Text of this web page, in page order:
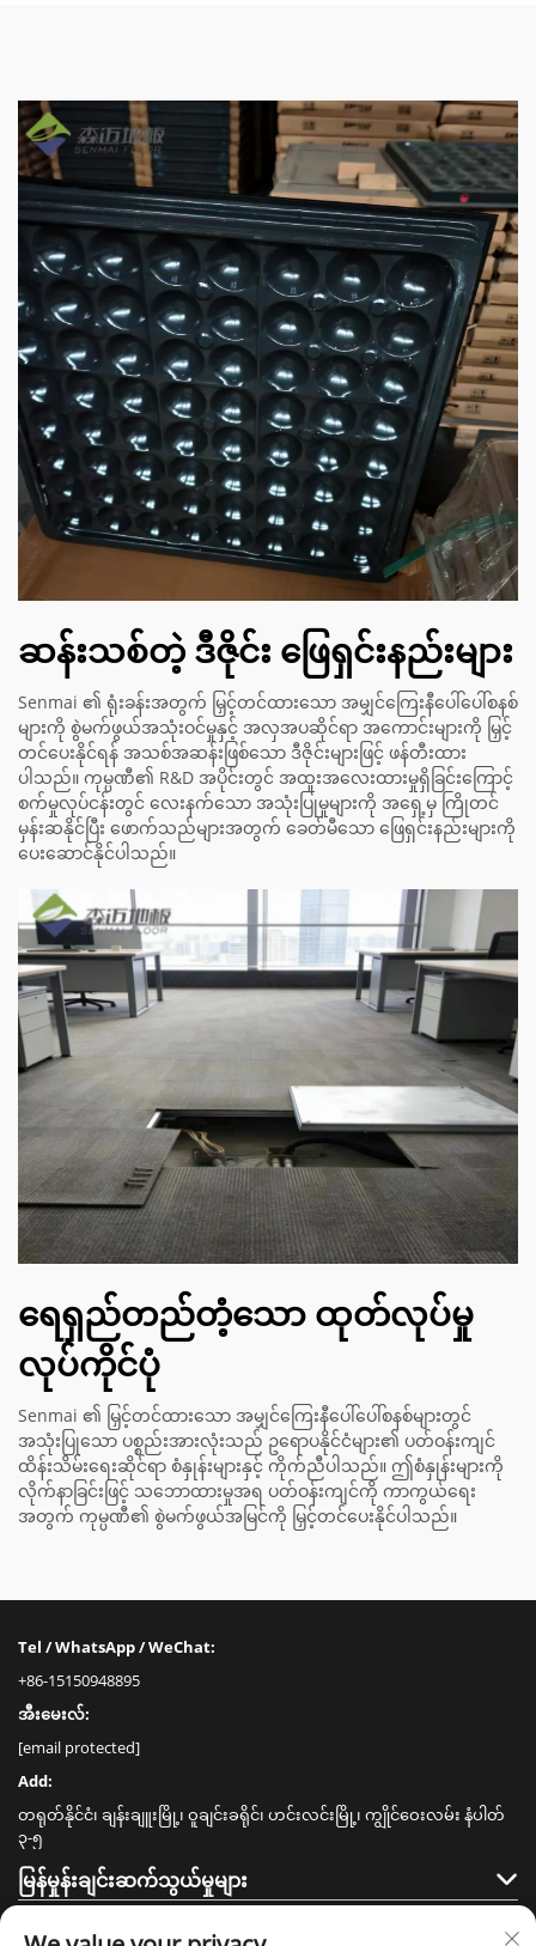
ဆန်းသစ်တဲ့ ဒီဇိုင်း ဖြေရှင်းနည်းများ
Senmai ၏ ရုံးခန်းအတွက် မြှင့်တင်ထားသော အမျှင်ကြေးနီပေါ်ပေါ်စနစ်
များကို စွဲမက်ဖွယ်အသုံးဝင်မှုနှင့် အလှအပဆိုင်ရာ အကောင်းများကို မြှင့်
တင်ပေးနိုင်ရန် အသစ်အဆန်းဖြစ်သော ဒီဇိုင်းများဖြင့် ဖန်တီးထား
ပါသည်။ ကုမ္ပဏီ၏ R&D အပိုင်းတွင် အထူးအလေးထားမှုရှိခြင်းကြောင့်
စက်မှုလုပ်ငန်းတွင် လေးနက်သော အသုံးပြုမှုများကို အရှေ့မှ ကြိုတင်
မှန်းဆနိုင်ပြီး ဖောက်သည်များအတွက် ခေတ်မီသော ဖြေရှင်းနည်းများကို
ပေးဆောင်နိုင်ပါသည်။
ရေရှည်တည်တံ့သော ထုတ်လုပ်မှု
လုပ်ကိုင်ပုံ
Senmai ၏ မြှင့်တင်ထားသော အမျှင်ကြေးနီပေါ်ပေါ်စနစ်များတွင်
အသုံးပြုသော ပစ္စည်းအားလုံးသည် ဥရောပနိုင်ငံများ၏ ပတ်ဝန်းကျင်
ထိန်းသိမ်းရေးဆိုင်ရာ စံနှုန်းများနှင့် ကိုက်ညီပါသည်။ ဤစံနှုန်းများကို
လိုက်နာခြင်းဖြင့် သဘောထားမှုအရ ပတ်ဝန်းကျင်ကို ကာကွယ်ရေး
အတွက် ကုမ္ပဏီ၏ စွဲမက်ဖွယ်အမြင်ကို မြှင့်တင်ပေးနိုင်ပါသည်။
Tel / WhatsApp / WeChat:
+86-15150948895
အီးမေးလ်:
[email protected]
Add:
တရုတ်နိုင်ငံ၊ ချန်းချူးမြို့၊ ဝူချင်းခရိုင်၊ ဟင်းလင်းမြို့၊ ကျွိုင်ဝေးလမ်း နံပါတ်
၃-၅
မြန်မှုန်းချင်းဆက်သွယ်မှုများ
ထုတ်ကုန်များ